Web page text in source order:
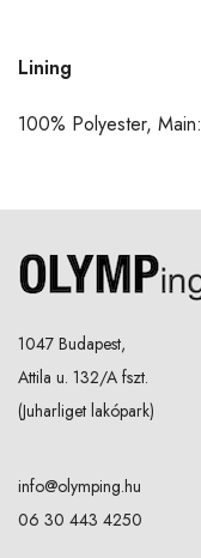
Lining
100% Polyester,
1047 Budapest,
Attila u. 132/A fszt.
(Juharliget lakópark)
info@olymping.hu
06 30 443 4250